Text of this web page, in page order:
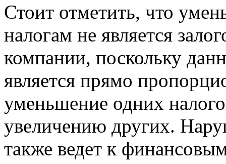
Стоит отметить, что
налогам не является
компании, поскольку
является прямо
уменьшение одних
увеличению других.
также ведет к